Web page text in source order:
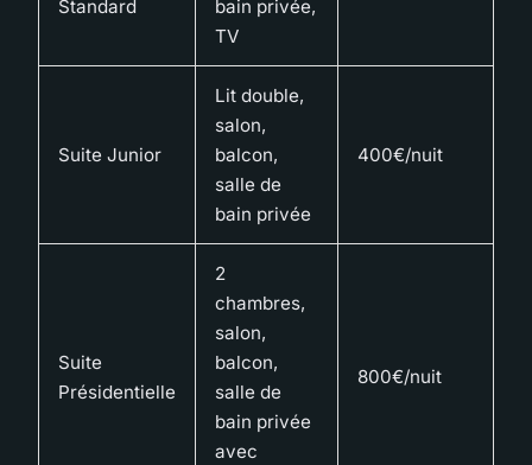
Standard
bain privée,
TV
Suite Junior
Lit double,
salon,
balcon,
salle de
bain privée
400€/nuit
Suite
Présidentielle
2
chambres,
salon,
balcon,
salle de
bain privée
avec
800€/nuit